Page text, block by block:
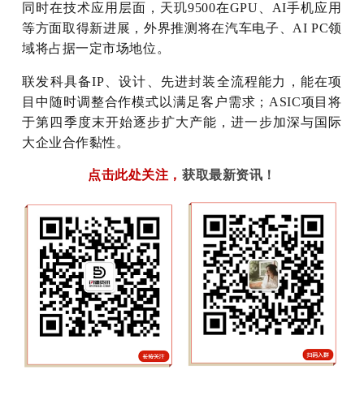
同时在技术应用层面，天玑9500在GPU、AI手机应用
等方面取得新进展，外界推测将在汽车电子、AI PC领
域将占据一定市场地位。
联发科具备IP、设计、先进封装全流程能力，能在项
目中随时调整合作模式以满足客户需求；ASIC项目将
于第四季度末开始逐步扩大产能，进一步加深与国际
大企业合作黏性。
点击此处关注 ， 获取最新资讯！